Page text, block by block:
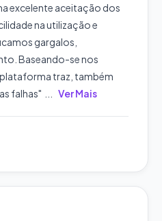
excelente aceitação dos
na utilização e
gargalos,
Baseando-se nos
traz, também
falhas" Ver Mais